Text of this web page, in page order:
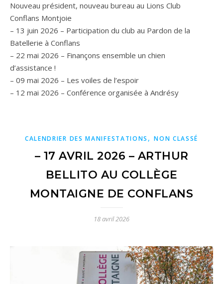
Nouveau président, nouveau bureau au Lions Club
Conflans Montjoie
– 13 juin 2026 – Participation du club au Pardon de la
Batellerie à Conflans
– 22 mai 2026 – Finançons ensemble un chien
d’assistance !
– 09 mai 2026 – Les voiles de l’espoir
– 12 mai 2026 – Conférence organisée à Andrésy
CALENDRIER DES MANIFESTATIONS ,NON CLASSÉ
– 17 AVRIL 2026 – ARTHUR
BELLITO AU COLLÈGE
MONTAIGNE DE CONFLANS
18 avril 2026